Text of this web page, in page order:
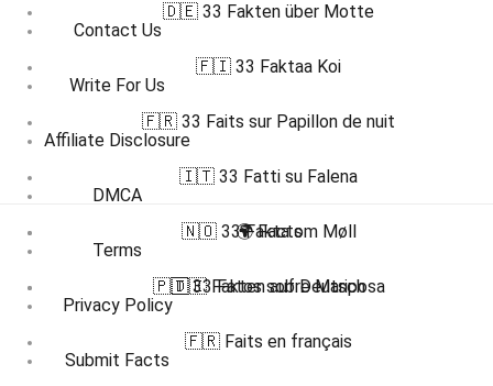
Contact Us
Write For Us
Affiliate Disclosure
DMCA
Terms
Privacy Policy
Submit Facts
🇩🇪 33 Fakten über Motte
🇫🇮 33 Faktaa Koi
🇫🇷 33 Faits sur Papillon de nuit
🇮🇹 33 Fatti su Falena
🇳🇴 33 Fakta om Møll
🇵🇹 33 Fatos sobre Mariposa
🌍 Facts
🇩🇪 Fakten auf Deutsch
🇫🇷 Faits en français